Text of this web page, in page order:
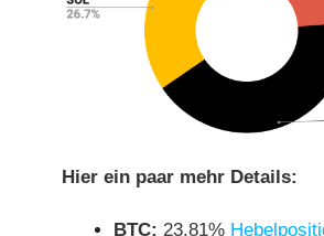
Hier ein paar mehr Details:
BTC: 23.81%